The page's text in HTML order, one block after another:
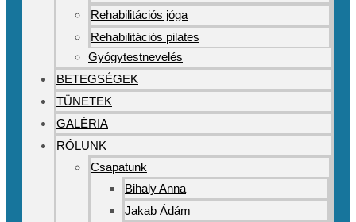
Rehabilitációs jóga
Rehabilitációs pilates
Gyógytestnevelés
BETEGSÉGEK
TÜNETEK
GALÉRIA
RÓLUNK
Csapatunk
Bihaly Anna
Jakab Ádám